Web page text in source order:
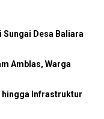
Sungai Desa Baliara
Amblas, Warga
hingga Infrastruktur